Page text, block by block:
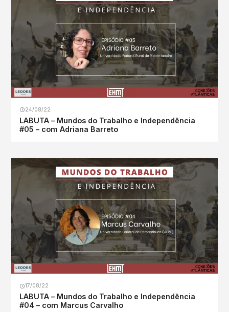
24/08/22
LABUTA – Mundos do Trabalho e Independência
#05 – com Adriana Barreto
17/08/22
LABUTA – Mundos do Trabalho e Independência
#04 – com Marcus Carvalho